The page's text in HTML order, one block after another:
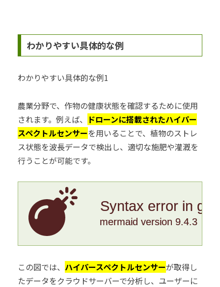
わかりやすい具体的な例
わかりやすい具体的な例1
農業分野で、作物の健康状態を確認するために使用
されます。例えば、 ドローンに搭載されたハイパー
スペクトルセンサーを用いることで、植物のストレ
ス状態を波長データで検出し、適切な施肥や灌漑を
行うことが可能です。
Syntax error in
mermaid version 9.4.3
この図では、 ハイパースペクトルセンサーが取得し
たデータをクラウドサーバーで分析し、ユーザーに